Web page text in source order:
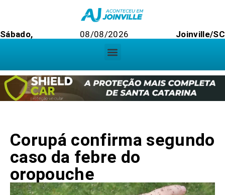
Sábado, 08/08/2026 Joinville/SC
Corupá confirma segundo
caso da febre do
oropouche